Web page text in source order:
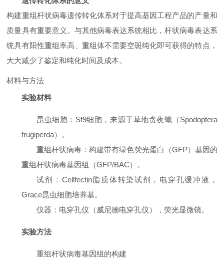
构建重组杆状病毒遗传转化体系对于提高基因工程产品的产量和
质量具有重要意义。与其他病毒表达系统相比，杆状病毒表达系
统具有阳性重组率高、重组体不需要空斑纯化即可获得的特点，
大大减少了鉴定和纯化时间及成本。
材料与方法
实验材料
昆虫细胞 ：Sf9细胞，来源于草地贪夜蛾（Spodoptera
frugiperda）。
重组杆状病毒 ：构建带有绿色荧光蛋白（GFP）基因的
重组杆状病毒基因组（GFP/BAC）。
试剂
：Cellfectin脂质体转染试剂，电穿孔缓冲液，
Grace昆虫细胞培养基。
仪器 ：电穿孔仪（威尼德电穿孔仪），荧光显微镜。
实验方法
重组杆状病毒基因组的构建